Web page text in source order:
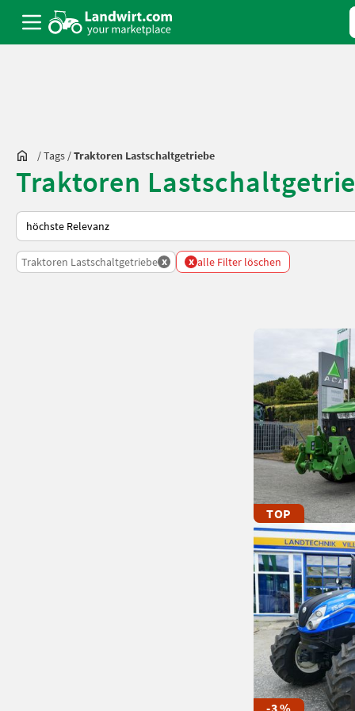
/Tags /Traktoren Lastschaltgetriebe
Traktoren
So wird auf Landwirt.com sortiert
Traktoren Lastschaltgetriebe x x alle Filter löschen
TOP
-3 %